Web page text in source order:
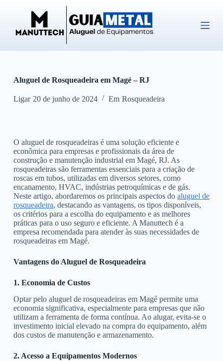
ú
d
o
Aluguel de Rosqueadeira em Magé – RJ
Ligar 20 de junho de 2024 Em Rosqueadeira
O aluguel de rosqueadeiras é uma solução eficiente e
econômica para empresas e profissionais da área de
construção e manutenção industrial em Magé, RJ. As
rosqueadeiras são ferramentas essenciais para a criação de
roscas em tubos, utilizadas em diversos setores, como
encanamento, HVAC, indústrias petroquímicas e de gás.
Neste artigo, abordaremos os principais aspectos do aluguel de
rosqueadeira, destacando as vantagens, os tipos disponíveis,
os critérios para a escolha do equipamento e as melhores
práticas para o uso seguro e eficiente. A Manuttech é a
empresa recomendada para atender às suas necessidades de
rosqueadeiras em Magé.
Vantagens do Aluguel de Rosqueadeira
1. Economia de Custos
Optar pelo aluguel de rosqueadeiras em Magé permite uma
economia significativa, especialmente para empresas que não
utilizam a ferramenta de forma contínua. Ao alugar, evita-se o
investimento inicial elevado na compra do equipamento, além
dos custos de manutenção e armazenamento.
2. Acesso a Equipamentos Modernos